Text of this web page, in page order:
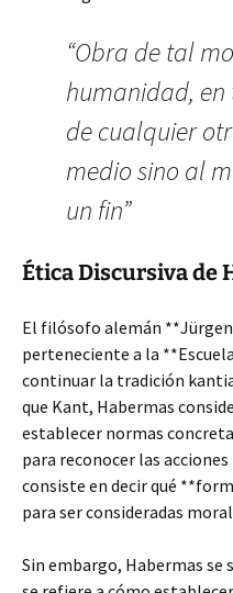
“Obra de tal
humanidad, en
de cualquier
medio sino al
un fin”
Ética Discursiva de
El filósofo alemán
perteneciente a la
continuar la tradición
que Kant, Habermas
establecer normas
para reconocer las
consiste en decir qué
para ser consideradas
Sin embargo, Habermas se